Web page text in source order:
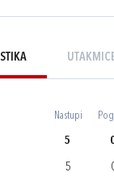
Nastupi
5
5